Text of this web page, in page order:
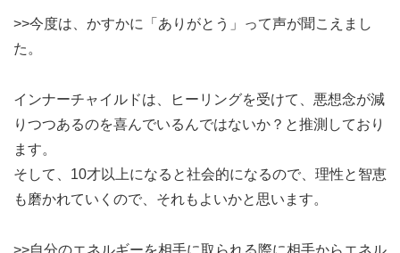
>>今度は、かすかに「ありがとう」って声が聞こえまし
た。
インナーチャイルドは、ヒーリングを受けて、悪想念が減
りつつあるのを喜んでいるんではないか？と推測しており
ます。
そして、10才以上になると社会的になるので、理性と智恵
も磨かれていくので、それもよいかと思います。
>>自分のエネルギーを相手に取られる際に相手からエネル